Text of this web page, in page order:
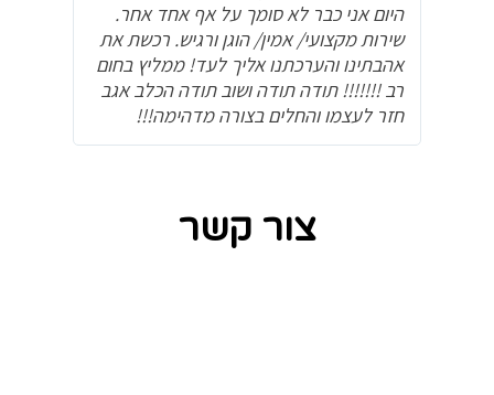
היום אני כבר לא סומך על אף אחד אחר.
שירות מקצועי/ אמין/ הוגן ורגיש. רכשת את
אהבתינו והערכתנו אליך לעד! ממליץ בחום
רב !!!!!!! תודה תודה ושוב תודה הכלב אגב
חזר לעצמו והחלים בצורה מדהימה!!!
צור קשר